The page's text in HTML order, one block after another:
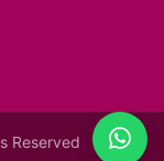
Reserved